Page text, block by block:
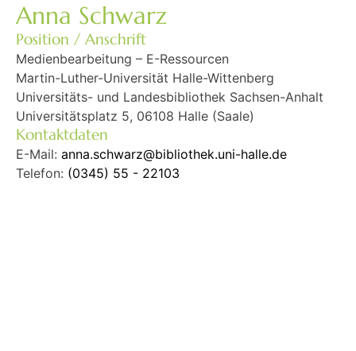
Anna Schwarz
Position / Anschrift
Medienbearbeitung – E-Ressourcen
Martin-Luther-Universität Halle-Wittenberg
Universitäts- und Landesbibliothek Sachsen-Anhalt
Universitätsplatz 5, 06108 Halle (Saale)
Kontaktdaten
E-Mail: anna.schwarz@bibliothek.uni-halle.de
Telefon: (0345) 55 - 22103